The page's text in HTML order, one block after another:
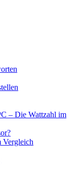
– Die Wattzahl im
Vergleich